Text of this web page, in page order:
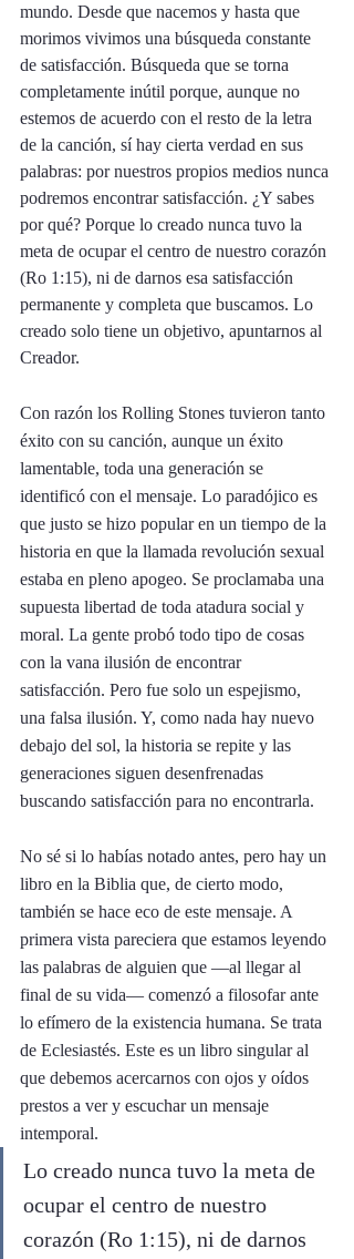
mundo. Desde que nacemos y hasta que
morimos vivimos una búsqueda constante
de satisfacción. Búsqueda que se torna
completamente inútil porque, aunque no
estemos de acuerdo con el resto de la letra
de la canción, sí hay cierta verdad en sus
palabras: por nuestros propios medios nunca
podremos encontrar satisfacción. ¿Y sabes
por qué? Porque lo creado nunca tuvo la
meta de ocupar el centro de nuestro corazón
(Ro 1:15), ni de darnos esa satisfacción
permanente y completa que buscamos. Lo
creado solo tiene un objetivo, apuntarnos al
Creador.
Con razón los Rolling Stones tuvieron tanto
éxito con su canción, aunque un éxito
lamentable, toda una generación se
identificó con el mensaje. Lo paradójico es
que justo se hizo popular en un tiempo de la
historia en que la llamada revolución sexual
estaba en pleno apogeo. Se proclamaba una
supuesta libertad de toda atadura social y
moral. La gente probó todo tipo de cosas
con la vana ilusión de encontrar
satisfacción. Pero fue solo un espejismo,
una falsa ilusión. Y, como nada hay nuevo
debajo del sol, la historia se repite y las
generaciones siguen desenfrenadas
buscando satisfacción para no encontrarla.
No sé si lo habías notado antes, pero hay un
libro en la Biblia que, de cierto modo,
también se hace eco de este mensaje. A
primera vista pareciera que estamos leyendo
las palabras de alguien que —al llegar al
final de su vida— comenzó a filosofar ante
lo efímero de la existencia humana. Se trata
de Eclesiastés. Este es un libro singular al
que debemos acercarnos con ojos y oídos
prestos a ver y escuchar un mensaje
intemporal.
Lo creado nunca tuvo la meta de
ocupar el centro de nuestro
corazón (Ro 1:15), ni de darnos